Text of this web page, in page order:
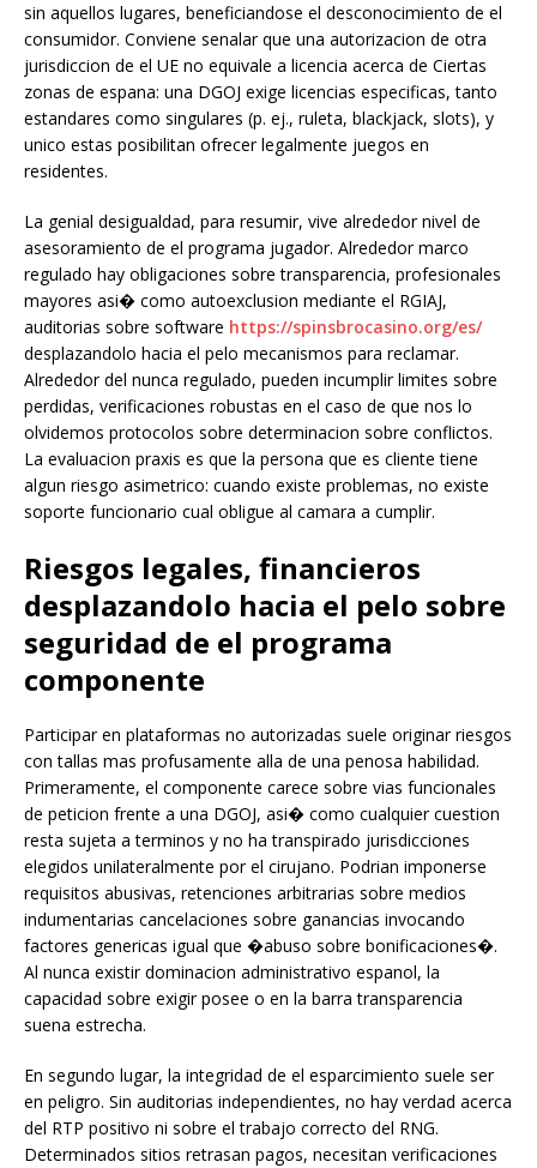
sin aquellos lugares, beneficiandose el desconocimiento de el
consumidor. Conviene senalar que una autorizacion de otra
jurisdiccion de el UE no equivale a licencia acerca de Ciertas
zonas de espana: una DGOJ exige licencias especificas, tanto
estandares como singulares (p. ej., ruleta, blackjack, slots), y
unico estas posibilitan ofrecer legalmente juegos en
residentes.
La genial desigualdad, para resumir, vive alrededor nivel de
asesoramiento de el programa jugador. Alrededor marco
regulado hay obligaciones sobre transparencia, profesionales
mayores asi� como autoexclusion mediante el RGIAJ,
auditorias sobre software https://spinsbrocasino.org/es/
desplazandolo hacia el pelo mecanismos para reclamar.
Alrededor del nunca regulado, pueden incumplir limites sobre
perdidas, verificaciones robustas en el caso de que nos lo
olvidemos protocolos sobre determinacion sobre conflictos.
La evaluacion praxis es que la persona que es cliente tiene
algun riesgo asimetrico: cuando existe problemas, no existe
soporte funcionario cual obligue al camara a cumplir.
Riesgos legales, financieros
desplazandolo hacia el pelo sobre
seguridad de el programa
componente
Participar en plataformas no autorizadas suele originar riesgos
con tallas mas profusamente alla de una penosa habilidad.
Primeramente, el componente carece sobre vias funcionales
de peticion frente a una DGOJ, asi� como cualquier cuestion
resta sujeta a terminos y no ha transpirado jurisdicciones
elegidos unilateralmente por el cirujano. Podrian imponerse
requisitos abusivas, retenciones arbitrarias sobre medios
indumentarias cancelaciones sobre ganancias invocando
factores genericas igual que �abuso sobre bonificaciones�.
Al nunca existir dominacion administrativo espanol, la
capacidad sobre exigir posee o en la barra transparencia
suena estrecha.
En segundo lugar, la integridad de el esparcimiento suele ser
en peligro. Sin auditorias independientes, no hay verdad acerca
del RTP positivo ni sobre el trabajo correcto del RNG.
Determinados sitios retrasan pagos, necesitan verificaciones